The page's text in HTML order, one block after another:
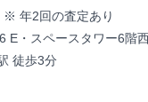
年2回の査定あり
E・スペースタワー6階
徒歩3分